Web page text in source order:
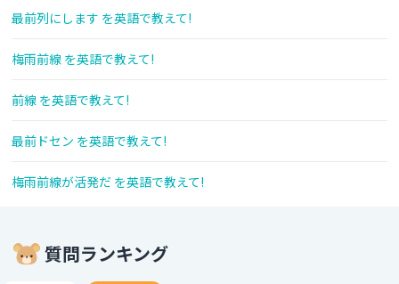
最前列にします を英語で教えて!
梅雨前線 を英語で教えて!
前線 を英語で教えて!
最前ドセン を英語で教えて!
梅雨前線が活発だ を英語で教えて!
質問ランキング